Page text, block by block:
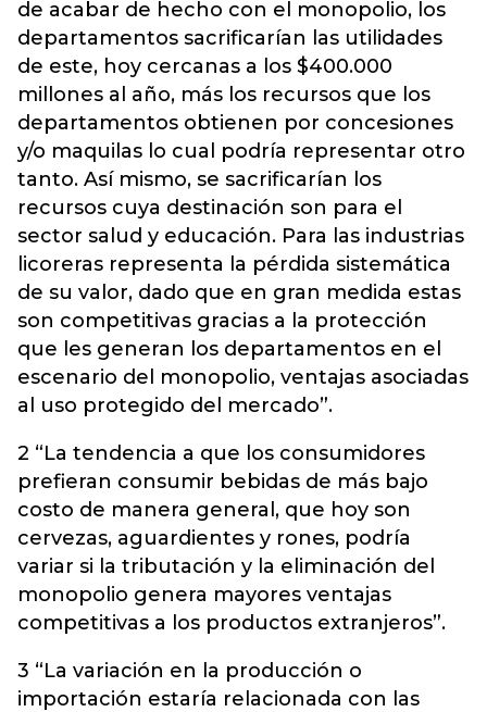
de acabar de hecho con el monopolio, los
departamentos sacrificarían las utilidades
de este, hoy cercanas a los $400.000
millones al año, más los recursos que los
departamentos obtienen por concesiones
y/o maquilas lo cual podría representar otro
tanto. Así mismo, se sacrificarían los
recursos cuya destinación son para el
sector salud y educación. Para las industrias
licoreras representa la pérdida sistemática
de su valor, dado que en gran medida estas
son competitivas gracias a la protección
que les generan los departamentos en el
escenario del monopolio, ventajas asociadas
al uso protegido del mercado”.
2 “La tendencia a que los consumidores
prefieran consumir bebidas de más bajo
costo de manera general, que hoy son
cervezas, aguardientes y rones, podría
variar si la tributación y la eliminación del
monopolio genera mayores ventajas
competitivas a los productos extranjeros”.
3 “La variación en la producción o
importación estaría relacionada con las